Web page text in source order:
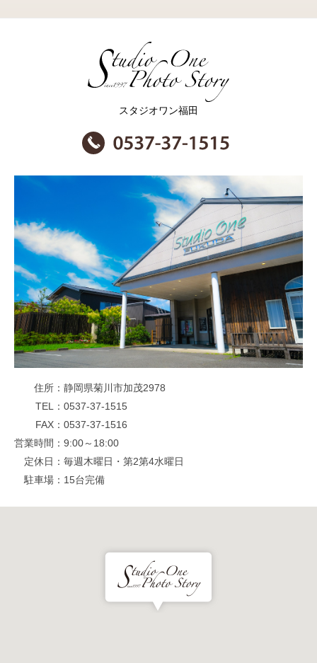
スタジオワン福田
住所
静岡県菊川市加茂2978
TEL
0537-37-1515
FAX
0537-37-1516
営業時間
9:00～18:00
定休日
毎週木曜日・第2第4水曜日
駐車場
15台完備